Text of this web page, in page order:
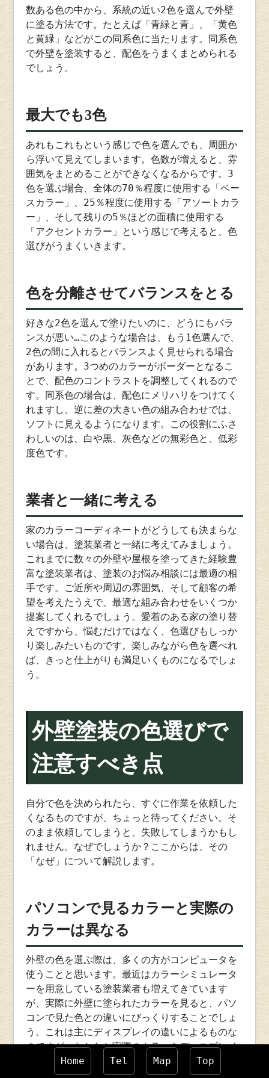
数ある色の中から、系統の近い2色を選んで外壁
に塗る方法です。たとえば「青緑と青」、「黄色
と黄緑」などがこの同系色に当たります。同系色
で外壁を塗装すると、配色をうまくまとめられる
でしょう。
最大でも3色
あれもこれもという感じで色を選んでも、周囲か
ら浮いて見えてしまいます。色数が増えると、雰
囲気をまとめることができなくなるからです。3
色を選ぶ場合、全体の70％程度に使用する「ベー
スカラー」、25％程度に使用する「アソートカラ
ー」、そして残りの5％ほどの面積に使用する
「アクセントカラー」という感じで考えると、色
選びがうまくいきます。
色を分離させてバランスをとる
好きな2色を選んで塗りたいのに、どうにもバラ
ンスが悪い…このような場合は、もう1色選んで、
2色の間に入れるとバランスよく見せられる場合
があります。3つめのカラーがボーダーとなるこ
とで、配色のコントラストを調整してくれるので
す。同系色の場合は、配色にメリハリをつけてく
れますし、逆に差の大きい色の組み合わせでは、
ソフトに見えるようになります。この役割にふさ
わしいのは、白や黒、灰色などの無彩色と、低彩
度色です。
業者と一緒に考える
家のカラーコーディネートがどうしても決まらな
い場合は、塗装業者と一緒に考えてみましょう。
これまでに数々の外壁や屋根を塗ってきた経験豊
富な塗装業者は、塗装のお悩み相談には最適の相
手です。ご近所や周辺の雰囲気、そして顧客の希
望を考えたうえで、最適な組み合わせをいくつか
提案してくれるでしょう。愛着のある家の塗り替
えですから、悩むだけではなく、色選びもしっか
り楽しみたいものです。楽しみながら色を選べれ
ば、きっと仕上がりも満足いくものになるでしょ
う。
外壁塗装の色選びで
注意すべき点
自分で色を決められたら、すぐに作業を依頼した
くなるものですが、ちょっと待ってください。そ
のまま依頼してしまうと、失敗してしまうかもし
れません。なぜでしょうか？ここからは、その
「なぜ」について解説します。
パソコンで見るカラーと実際の
カラーは異なる
外壁の色を選ぶ際は、多くの方がコンピュータを
使うことと思います。最近はカラーシミュレータ
ーを用意している塗装業者も増えてきています
が、実際に外壁に塗られたカラーを見ると、パソ
コンで見た色との違いにびっくりすることでしょ
う。これは主にディスプレイの違いによるものな
のですが、なかなか実際のカラーをディスプレイ
上で表すのは難しいため、「これはまだイメージ
で、実際の色は異なる」と考えておきましょう。
Home Tel Map Top